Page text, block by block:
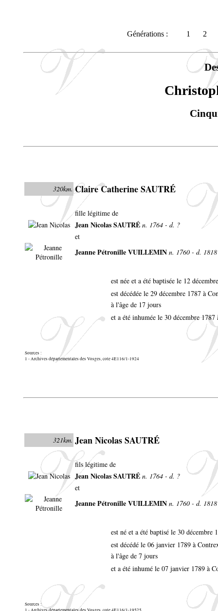
Générations : 1 2
320km. Claire Catherine SAUTRÉ
fille légitime de
Jean Nicolas SAUTRÉ n. 1764 - d. ?
et
Jeanne Pétronille VUILLEMIN n. 1760 - d. 1818
est née et a été baptisée le 12
est décédée le 29 décembre 1787 à
à l'âge de 17 jours
et a été inhumée le 30 décembre
Sources :
1 - Archives départementales des Vosges, cote 4E116/1-1924
321km. Jean Nicolas SAUTRÉ
fils légitime de
Jean Nicolas SAUTRÉ n. 1764 - d. ?
et
Jeanne Pétronille VUILLEMIN n. 1760 - d. 1818
est né et a été baptisé le 30
est décédé le 06 janvier 1789 à
à l'âge de 7 jours
et a été inhumé le 07 janvier 1789 à
Sources :